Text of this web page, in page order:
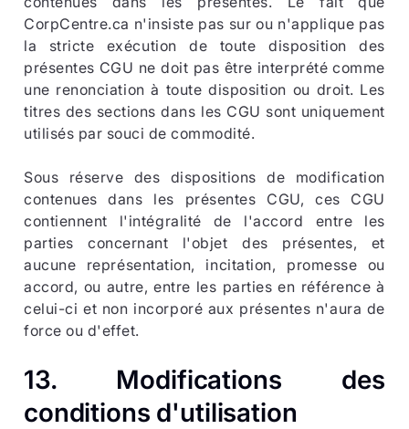
CorpCentre.ca n'insiste pas sur ou n'applique pas
la stricte exécution de toute disposition des
présentes CGU ne doit pas être interprété comme
une renonciation à toute disposition ou droit. Les
titres des sections dans les CGU sont uniquement
utilisés par souci de commodité.
Sous réserve des dispositions de modification
contenues dans les présentes CGU, ces CGU
contiennent l'intégralité de l'accord entre les
parties concernant l'objet des présentes, et
aucune représentation, incitation, promesse ou
accord, ou autre, entre les parties en référence à
celui-ci et non incorporé aux présentes n'aura de
force ou d'effet.
13. Modifications des
conditions d'utilisation